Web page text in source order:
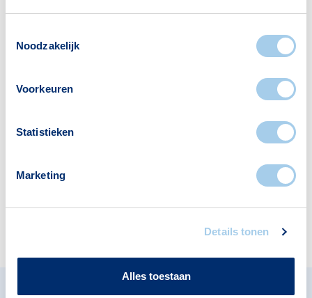
Noodzakelijk
Voorkeuren
Statistieken
Marketing
Details tonen
Alles toestaan
Voorzieningen in Engelsbergen
Scholen